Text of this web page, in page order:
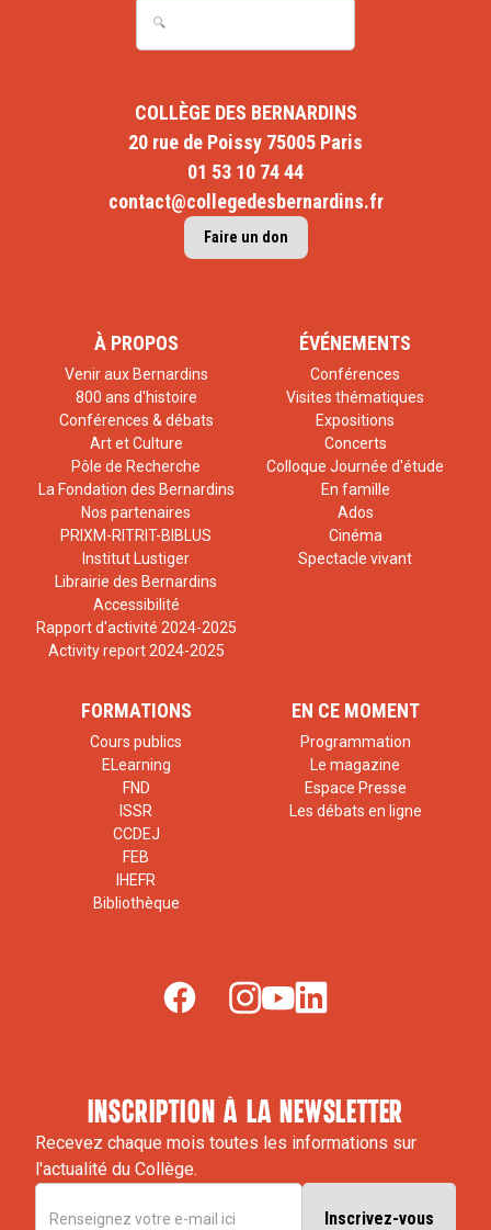
COLLÈGE DES BERNARDINS
20 rue de Poissy 75005 Paris
01 53 10 74 44
contact@collegedesbernardins.fr
Faire un don
À PROPOS
Venir aux Bernardins
800 ans d'histoire
Conférences & débats
Art et Culture
Pôle de Recherche
La Fondation des Bernardins
Nos partenaires
PRIXM-RITRIT-BIBLUS
Institut Lustiger
Librairie des Bernardins
Accessibilité
Rapport d'activité 2024-2025
Activity report 2024-2025
ÉVÉNEMENTS
Conférences
Visites thématiques
Expositions
Concerts
Colloque Journée d'étude
En famille
Ados
Cinéma
Spectacle vivant
FORMATIONS
Cours publics
ELearning
FND
ISSR
CCDEJ
FEB
IHEFR
Bibliothèque
EN CE MOMENT
Programmation
Le magazine
Espace Presse
Les débats en ligne
inscription à la newsletter
Recevez chaque mois toutes les informations sur
l'actualité du Collège.